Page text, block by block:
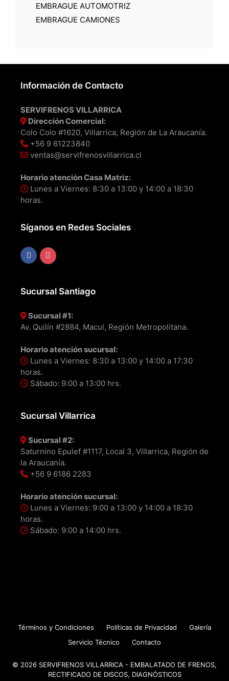
EMBRAGUE AUTOMOTRIZ
EMBRAGUE CAMIONES
Información de Contacto
SERVIFRENOS VILLARRICA
Dirección Comercial:
Colo Colo #1620, Villarrica, Región de La Araucanía.
+56 9 61223840
ventas@servifrenosvillarrica.cl
Horario atención Casa Matriz:
Lunes a Viernes: 8:30 a 13:00 y 14:00 a 18:30
horas.
Síganos en Redes Sociales
Sucursal Santiago
Sucursal #1:
Av. Quilín #2884, Macul, Región Metropolitana.
Horario atención sucursal:
Lunes a Viernes: 8:30 a 13:00 y 14:00 a 17:30
horas.
Sábado: 9:00 a 13:00 hrs.
Sucursal Villarrica
Sucursal #2:
Saturnino Epulef #1117, Local 3, Villarrica, Región de
la Araucanía.
+56 9 6186 2283
Horario atención sucursal:
Lunes a Viernes: 9:00 a 13:00 y 14:00 a 18:30
horas.
Sábado: 9:00 a 14:00 hrs.
Términos y Condiciones Políticas de Privacidad
Galería
Servicio Técnico
Contacto
© 2026 SERVIFRENOS VILLARRICA - EMBALATADO DE FRENOS,
RECTIFICADO DE DISCOS, DIAGNÓSTICOS